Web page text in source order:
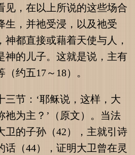
见，在以上所说的这些场合
生，并祂受浸，以及祂受
神都直接或藉着天使与人，
神的儿子。这就是说，主有
约五17～18）。
三节：‘耶稣说，这样，大
祂为主？’（原文）。当法
卫的子孙（42），主就引诗
话（44），证明大卫曾在灵